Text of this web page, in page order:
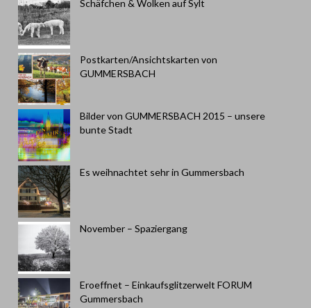
Schäfchen & Wolken auf Sylt
Postkarten/Ansichtskarten von
GUMMERSBACH
Bilder von GUMMERSBACH 2015 – unsere
bunte Stadt
Es weihnachtet sehr in Gummersbach
November – Spaziergang
Eroeffnet – Einkaufsglitzerwelt FORUM
Gummersbach